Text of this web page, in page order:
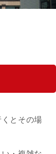
とその場